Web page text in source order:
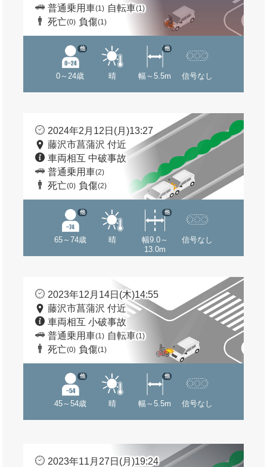
普通乗用車(1) 自転車(1)
死亡(0) 負傷(1)
0～24歳
他
晴 幅～5.5m
他
信号なし
2024年2月12日(月)13:27
藤沢市菖蒲沢 付近
車両相互 中破事故
普通乗用車(2)
死亡(0) 負傷(2)
65～74歳
他
晴
幅9.0～
13.0m
他
信号なし
2023年12月14日(木)14:55
藤沢市菖蒲沢 付近
車両相互 小破事故
普通乗用車(1) 自転車(1)
死亡(0) 負傷(1)
45～54歳
他
晴 幅～5.5m
他
信号なし
2023年11月27日(月)19:24